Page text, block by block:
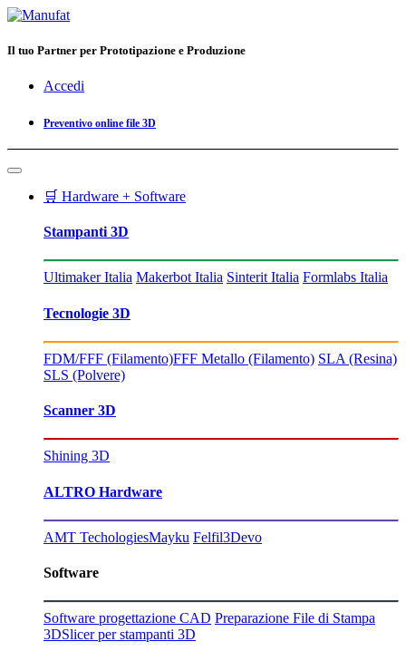
Il tuo Partner per Prototipazione e Produzione
Accedi
Preventivo online file 3D
🛒 Hardware + Software
Stampanti 3D
Ultimaker Italia Makerbot Italia Sinterit Italia Formlabs Italia
Tecnologie 3D
FDM/FFF (Filamento)FFF Metallo (Filamento) SLA (Resina)
SLS (Polvere)
Scanner 3D
Shining 3D
ALTRO Hardware
AMT TechologiesMayku Felfil3Devo
Software
Software progettazione CAD Preparazione File di Stampa
3DSlicer per stampanti 3D